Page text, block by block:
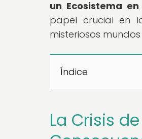
un Ecosistema en
papel crucial en
misteriosos
Índice
La Crisis